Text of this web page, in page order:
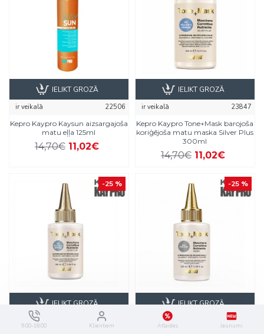
ir veikalā
22506
Kepro Kaypro Kaysun aizsargajoša
matu eļļa 125ml
14,70€ 11,02€
IELIKT GROZĀ
ir veikalā
23847
Kepro Kaypro Tone+Mask barojoša
koriģējoša matu maska Silver Plus
300ml
14,70€ 11,02€
IELIKT GROZĀ
-25 %
ir veikalā
23857
IELIKT GROZĀ
-25 %
ir veikalā
23856
IELIKT GROZĀ
9:00-18:00 Klientiem Atlaides Jaunumi